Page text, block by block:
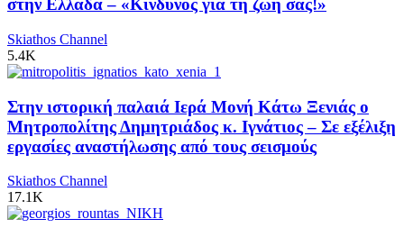
στην Ελλάδα – «Κίνδυνος για τη ζωή σας!»
Skiathos Channel
5.4K
Στην ιστορική παλαιά Ιερά Μονή Κάτω Ξενιάς ο
Μητροπολίτης Δημητριάδος κ. Ιγνάτιος – Σε εξέλιξη
εργασίες αναστήλωσης από τους σεισμούς
Skiathos Channel
17.1K